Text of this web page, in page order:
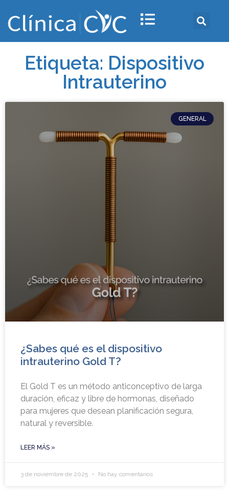
Etiqueta: Dispositivo
Intrauterino
GENERAL
¿Sabes qué es el dispositivo
intrauterino Gold T?
El Gold T es un método anticonceptivo de larga
duración, eficaz y libre de hormonas, diseñado
para mujeres que desean planificación segura,
natural y reversible.
LEER MÁS »
3 de noviembre de 2025 No hay comentarios